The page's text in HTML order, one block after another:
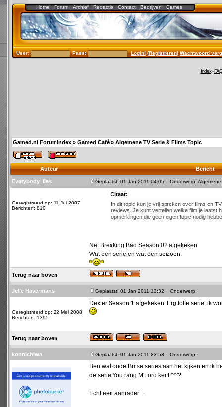
Home Forum Archief Redactie Contact Bedrijven Games
User: Pass: Login!(Registreren)Wachtwoord
Index-FAQ
Gamed.nl Forumindex » Gamed Café » Algemene TV Serie & Films Topic
Auteur Bericht
Everybody_lies Geplaatst: 01 Jan 2011 04:05 Onderwerp: Algemene
Geregistreerd op: 11 Jul 2007
Berichten: 810
Citaat:
In dit topic kun je vrij spreken over films en
reviews. Je kunt vertellen welke film je laatst
opmerkingen die geen eigen topic nodig
Net Breaking Bad Season 02 afgekeken
Wat een serie en wat een seizoen.
Terug naar boven
Jelle Havermans Geplaatst: 01 Jan 2011 13:32 Onderwerp:
Geregistreerd op: 22 Mei 2008
Berichten: 1395
Dexter Season 1 afgekeken. Erg toffe serie, ik
Terug naar boven
konnichiwa Geplaatst: 01 Jan 2011 23:58 Onderwerp:
Ben wat oude Britse series aan het kijken en ik
de serie You rang M'Lord kent ^^'?
Echt een aanrader....